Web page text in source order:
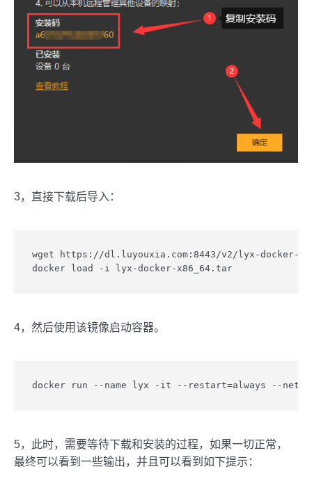
3，直接下载后导入：
wget https://dl.luyouxia.com:8443/v2/lyx-docker-
docker load -i lyx-docker-x86_64.tar
4，然后使用该镜像启动容器。
docker run --name lyx -it --restart=always --
5，此时，需要等待下载和安装的过程，如果一切正常，
最终可以看到一些输出，并且可以看到如下提示：